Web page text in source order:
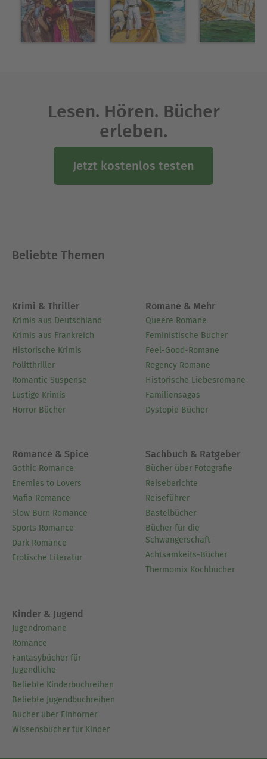
Lesen. Hören. Bücher
erleben.
Jetzt kostenlos testen
Beliebte Themen
Krimi & Thriller
Krimis aus Deutschland
Krimis aus Frankreich
Historische Krimis
Politthriller
Romantic Suspense
Lustige Krimis
Horror Bücher
Romane & Mehr
Queere Romane
Feministische Bücher
Feel-Good-Romane
Regency Romane
Historische Liebesromane
Familiensagas
Dystopie Bücher
Romance & Spice
Gothic Romance
Enemies to Lovers
Mafia Romance
Slow Burn Romance
Sports Romance
Dark Romance
Erotische Literatur
Sachbuch & Ratgeber
Bücher über Fotografie
Reiseberichte
Reiseführer
Bastelbücher
Bücher für die
Schwangerschaft
Achtsamkeits-Bücher
Thermomix Kochbücher
Kinder & Jugend
Jugendromane
Romance
Fantasybücher für
Jugendliche
Beliebte Kinderbuchreihen
Beliebte Jugendbuchreihen
Bücher über Einhörner
Wissensbücher für Kinder